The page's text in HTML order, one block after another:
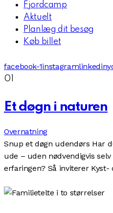
Fjordcamp
Aktuelt
Planlæg dit besøg
Køb billet
facebook-1instagramlinkedin
01
Et døgn i naturen
Overnatning
Snup et døgn udendørs Har
ude – uden nødvendigvis
erfaringen? Så inviterer